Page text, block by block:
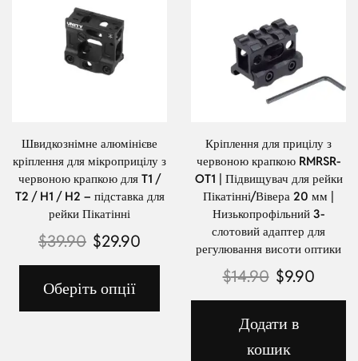
Швидкознімне алюмінієве
кріплення для мікроприцілу з
червоною крапкою для T1 /
T2 / H1 / H2 – підставка для
рейки Пікатінні
$39.90 $29.90
Оберіть опції
Кріплення для прицілу з
червоною крапкою RMRSR-
OT1 | Підвищувач для рейки
Пікатінні/Вівера 20 мм |
Низькопрофільний 3-
слотовий адаптер для
регулювання висоти оптики
$14.90 $9.90
Додати в
кошик